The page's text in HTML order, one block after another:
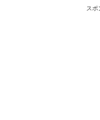
スポ